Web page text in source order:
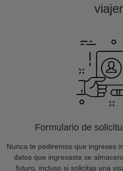
Formulario de
Nunca te pediremos que ingreses
datos que ingresaste se
futuro, incluso si solicitas una